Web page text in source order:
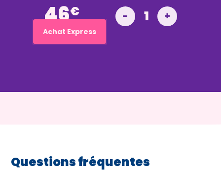
- 1 +
46€
Achat Express
Questions fréquentes